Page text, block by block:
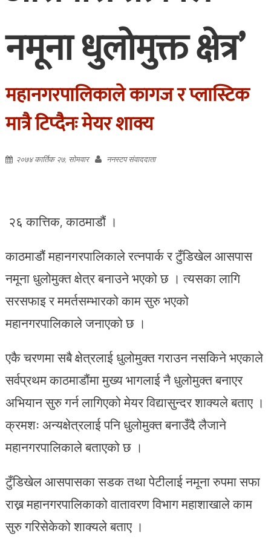
नमूना धुलोमुक्त क्षेत्र’
महानगरपालिकाले कागज र प्लास्टिक
मात्रै टिप्दैनः मेयर शाक्य
२०७४ कार्तिक २७, सोमवार ननस्टप संवाददाता
२६ कात्तिक, काठमाडौं ।
काठमाडौं महानगरपालिकाले रत्नपार्क र टुँडिखेल आसपास
नमूना धुलोमुक्त क्षेत्र बनाउने भएको छ । त्यसका लागि
सरसफाइ र ममर्तसम्भारको काम सुरु भएको
महानगरपालिकाले जनाएको छ ।
एकै चरणमा सबै क्षेत्रलाई धुलोमुक्त गराउन नसकिने भएकाले
सर्वप्रथम काठमाडौंमा मुख्य भागलाई नै धुलोमुक्त बनाएर
अभियान सुरु गर्न लागिएको मेयर विद्यासुन्दर शाक्यले बताए ।
क्रमशः अन्यक्षेत्रलाई पनि धुलोमुक्त बनाउँदै लैजाने
महानगरपालिकाले बताएको छ ।
टुँडिखेल आसपासका सडक तथा पेटीलाई नमूना रुपमा सफा
राख्न महानगरपालिकाको वातावरण विभाग महाशाखाले काम
सुरु गरिसेकेको शाक्यले बताए ।